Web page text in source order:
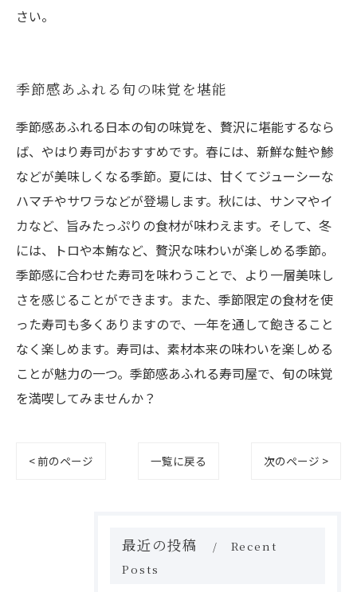
さい。
季節感あふれる旬の味覚を堪能
季節感あふれる日本の旬の味覚を、贅沢に堪能するなら
ば、やはり寿司がおすすめです。春には、新鮮な鮭や鯵
などが美味しくなる季節。夏には、甘くてジューシーな
ハマチやサワラなどが登場します。秋には、サンマやイ
カなど、旨みたっぷりの食材が味わえます。そして、冬
には、トロや本鮪など、贅沢な味わいが楽しめる季節。
季節感に合わせた寿司を味わうことで、より一層美味し
さを感じることができます。また、季節限定の食材を使
った寿司も多くありますので、一年を通して飽きること
なく楽しめます。寿司は、素材本来の味わいを楽しめる
ことが魅力の一つ。季節感あふれる寿司屋で、旬の味覚
を満喫してみませんか？
< 前のページ 一覧に戻る 次のページ >
最近の投稿
Recent
Posts